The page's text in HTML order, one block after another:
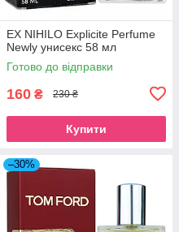
EX NIHILO Explicite Perfume
Newly унисекс 58 мл
Готово до відправки
160 ₴ 230 ₴
Купити
–30%